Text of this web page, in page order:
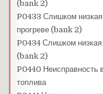
(bank 2)
P0433 Слишком низкая
прогреве (bank 2)
P0434 Слишком низкая
(bank 2)
P0440 Неисправность
топлива